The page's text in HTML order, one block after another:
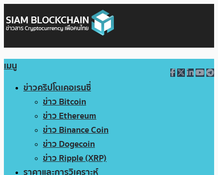
เมนู
ข่าวคริปโตเคอเรนซี่
ข่าว Bitcoin
ข่าว Ethereum
ข่าว Binance Coin
ข่าว Dogecoin
ข่าว Ripple (XRP)